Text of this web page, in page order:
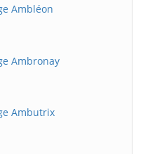
Ambléon
Ambronay
Ambutrix